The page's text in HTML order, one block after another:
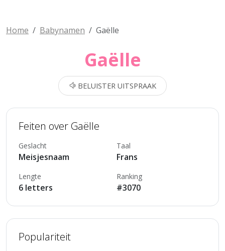
Home Babynamen Gaëlle
Gaëlle
BELUISTER UITSPRAAK
Feiten over Gaëlle
Geslacht
Meisjesnaam
Taal
Frans
Lengte
6 letters
Ranking
#3070
Populariteit